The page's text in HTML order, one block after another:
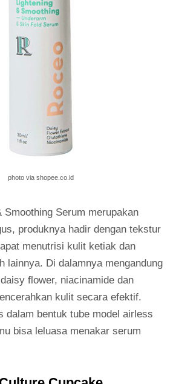
photo via shopee.co.id
Smoothing Serum merupakan
produknya hadir dengan tekstur
menutrisi kulit ketiak dan
lainnya. Di dalamnya mengandung
flower, niacinamide dan
kulit secara efektif.
dalam bentuk tube model airless
bisa leluasa menakar serum